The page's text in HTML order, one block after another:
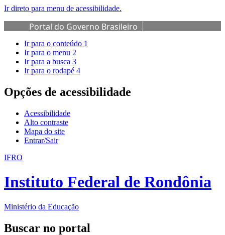
Ir direto para menu de acessibilidade.
Portal do Governo Brasileiro
Ir para o conteúdo 1
Ir para o menu 2
Ir para a busca 3
Ir para o rodapé 4
Opções de acessibilidade
Acessibilidade
Alto contraste
Mapa do site
Entrar/Sair
IFRO
Instituto Federal de Rondônia
Ministério da Educação
Buscar no portal